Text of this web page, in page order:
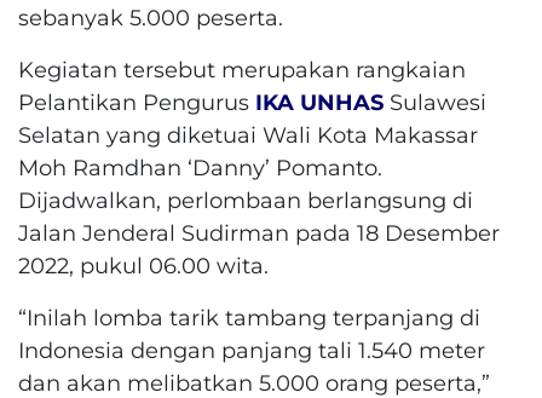
sebanyak 5.000 peserta.
Kegiatan tersebut merupakan rangkaian
Pelantikan Pengurus IKA UNHAS Sulawesi
Selatan yang diketuai Wali Kota Makassar
Moh Ramdhan ‘Danny’ Pomanto.
Dijadwalkan, perlombaan berlangsung di
Jalan Jenderal Sudirman pada 18 Desember
2022, pukul 06.00 wita.
“Inilah lomba tarik tambang terpanjang di
Indonesia dengan panjang tali 1.540 meter
dan akan melibatkan 5.000 orang peserta,”